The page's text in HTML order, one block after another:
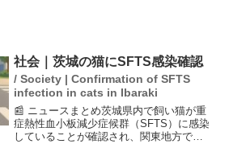
社会｜茨城の猫にSFTS感染確認
/ Society | Confirmation of SFTS
infection in cats in Ibaraki
📰 ニュースまとめ茨城県内で飼い猫が重
症熱性血小板減少症候群（SFTS）に感染
していることが確認され、関東地方では